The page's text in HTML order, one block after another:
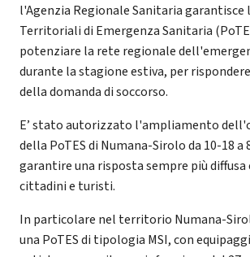
l'Agenzia Regionale Sanitaria garantisce
Territoriali di Emergenza Sanitaria
potenziare la rete regionale
durante la stagione estiva, per
della domanda di soccorso.
E’ stato autorizzato l'ampliamento
della PoTES di Numana-Sirolo da 10-18 a
garantire una risposta sempre più diffusa
cittadini e turisti.
In particolare nel territorio Numana-
una PoTES di tipologia MSI, con